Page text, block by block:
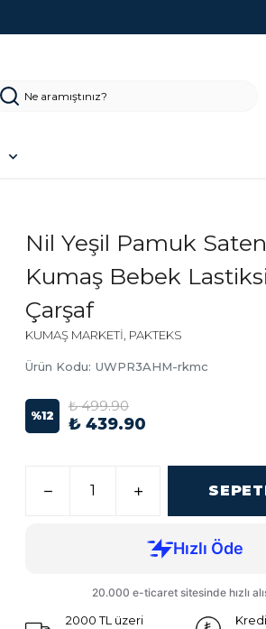
Nil Yeşil Pamuk Saten
Kumaş Bebek
Çarşaf
KUMAŞ MARKETİ, PAKTEKS
Ürün Kodu: UWPR3AHM-rkmc
%12
₺ 499.90
₺ 439.90
2000 TL üzeri